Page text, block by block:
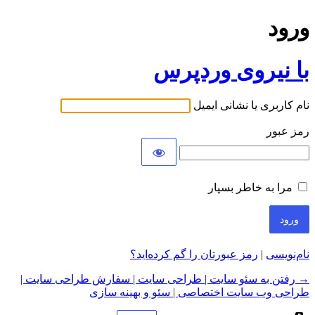
ورود
با نیروی وردپرس
نام کاربری یا نشانی ایمیل
رمز عبور
مرا به خاطر بسپار
نام‌نویسی | رمز عبورتان را گم کرده‌اید؟
→ رفتن به سئو سایت | طراحی سایت | سفارش طراحی سایت |
طراحی وب سایت اختصاصی | سئو و بهینه سازی